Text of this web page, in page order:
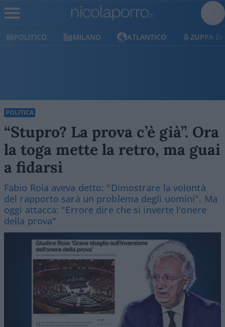
POLITICO MILANO ATLANTICO ZUPPA DI
POLITICA
“Stupro? La prova c’è già”. Ora
la toga mette la retro, ma guai
a fidarsi
Fabio Roia aveva detto: "Dimostrare la volontà
del rapporto sarà un problema degli uomini". Ma
oggi attacca: "Errore dire che si inverte l'onere
della prova"